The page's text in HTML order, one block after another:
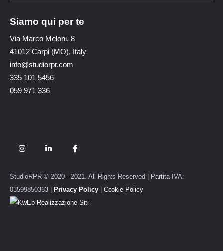
Siamo qui per te
Via Marco Meloni, 8
41012 Carpi (MO), Italy
info@studiorpr.com
335 101 5456
059 971 336
StudioRPR © 2020 - 2021. All Rights Reserved | Partita IVA:
03599850363 |
Privacy Policy Cookie Policy